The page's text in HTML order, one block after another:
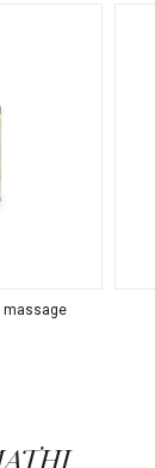
massage